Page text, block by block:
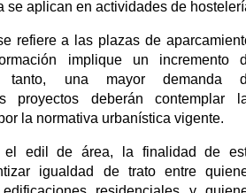
se aplican en actividades de
refiere a las plazas de
implique un incremento
una mayor demanda
proyectos deberán contemplar
la normativa urbanística vigente.
el edil de área, la finalidad de
igualdad de trato entre